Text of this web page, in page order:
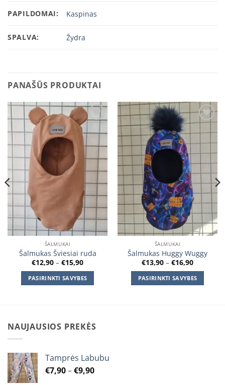
PAPILDOMAI: Kaspinas
SPALVA: Žydra
PANAŠŪS PRODUKTAI
Add to
wishlist
ŠALMUKAI
Šalmukas Šviesiai ruda
€12,90 – €15,90Price
€12,90
through
€15,90
PASIRINKTI SAVYBES
multiple
variants.
options
may
be
wishlist
ŠALMUKAI
Šalmukas Huggy Wuggy
€13,90 – €16,90Price
€13,90
through
€16,90
PASIRINKTI SAVYBES
NAUJAUSIOS PREKĖS
Tamprės Labubu
€7,90–€9,90Price